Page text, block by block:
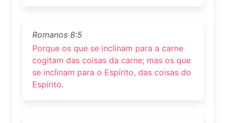
Romanos 8:5
Porque os que se inclinam para a carne
cogitam das coisas da carne; mas os que
se inclinam para o Espírito, das coisas do
Espírito.